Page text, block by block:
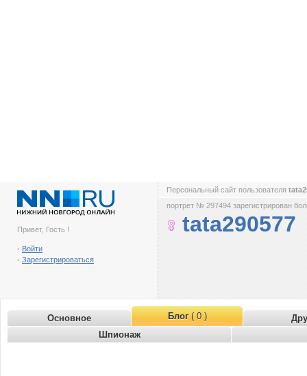
Привет, Гость !
- Войти
- Зарегистрироваться
Персональный сайт пользователя
портрет № 297494 зарегистрирован
tata290577
Основное Блог( 0 )
Шпионаж